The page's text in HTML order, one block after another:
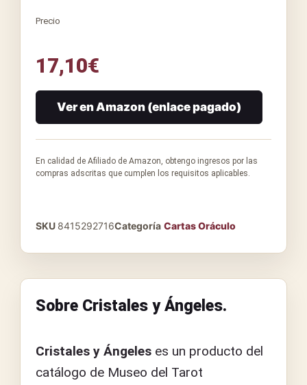
Precio
17,10€
Ver en Amazon (enlace pagado)
En calidad de Afiliado de Amazon, obtengo ingresos por las
compras adscritas que cumplen los requisitos aplicables.
SKU 8415292716Categoría Cartas Oráculo
Sobre Cristales y Ángeles.
Cristales y Ángeles es un producto del
catálogo de Museo del Tarot